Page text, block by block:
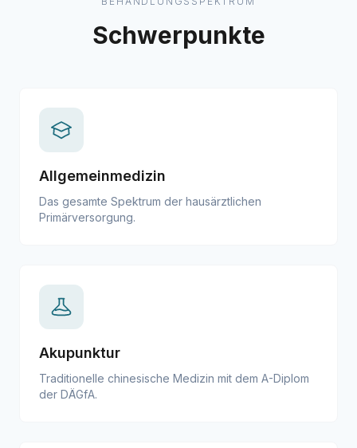
Schwerpunkte
Allgemeinmedizin
Das gesamte Spektrum der hausärztlichen
Primärversorgung.
Akupunktur
Traditionelle chinesische Medizin mit dem A-Diplom
der DÄGfA.